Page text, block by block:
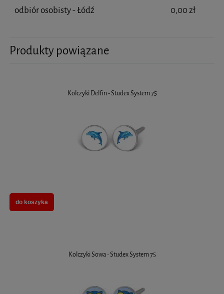
odbiór osobisty - Łódź 0,00 zł
Produkty powiązane
Kolczyki Delfin - Studex System 75
do koszyka
Kolczyki Sowa - Studex System 75